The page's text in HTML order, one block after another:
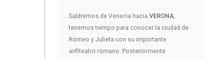
Saldremos de Venecia hacia VERONA,
tenemos tiempo para conocer la ciudad de
Romeo y Julieta con su importante
anfiteatro romano. Posteriormente